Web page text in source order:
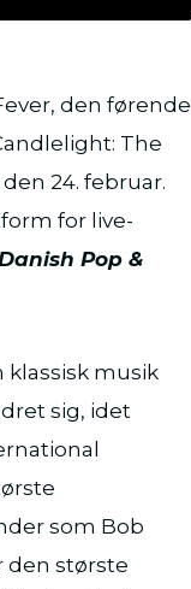
den førende
The
24. februar.
for live-
Pop &
klassisk musik
sig, idet
som Bob
den største